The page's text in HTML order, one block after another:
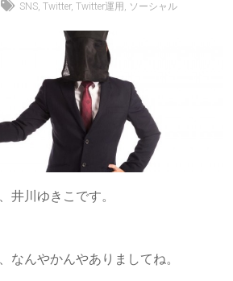
SNS,Twitter,Twitter運用 , ソーシャル
井川ゆきこです。
なんやかんやありましてね。